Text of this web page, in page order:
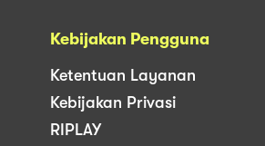
Kebijakan Pengguna
Ketentuan Layanan
Kebijakan Privasi
RIPLAY